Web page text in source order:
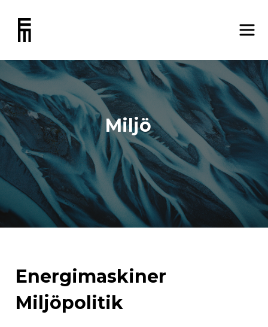
Miljö
Energimaskiner
Miljöpolitik